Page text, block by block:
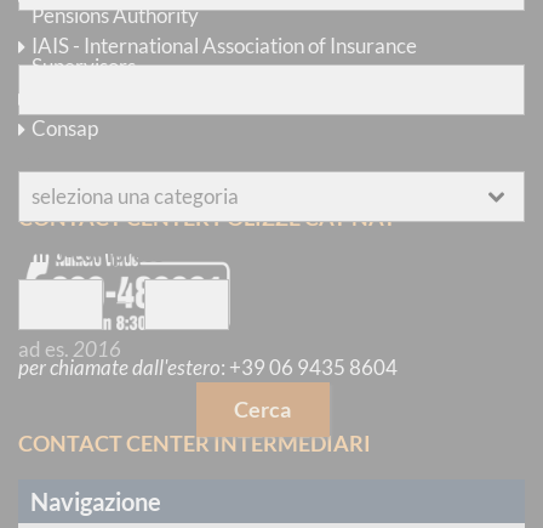
senzale parole
anno-compreso
—
ad es. 2016
Cerca
Navigazione
Pensions Authority
IAIS - International Association of Insurance
Supervisors
Consap
CONTACT CENTER POLIZZE CAT-NAT
per chiamate dall'estero: +39 06 9435 8604
CONTACT CENTER INTERMEDIARI